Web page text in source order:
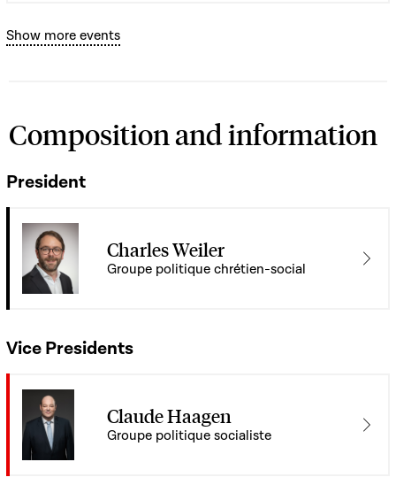
Show more events
Composition and information
President
Charles Weiler
Groupe politique chrétien-social
Vice Presidents
Claude Haagen
Groupe politique socialiste